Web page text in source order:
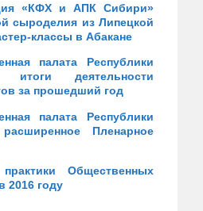
«КФХ и АПК Сибири»
сыроделия из Липецкой
классы в Абакане
палата Республики
итоги деятельности
за прошедший год
палата Республики
Пленарное
Общественных
2016 году